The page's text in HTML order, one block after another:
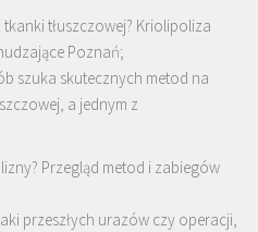
tłuszczowej? Kriolipoliza
Poznań;
szuka skutecznych metod na
a jednym z
Przegląd metod i zabiegów
przeszłych urazów czy operacji,